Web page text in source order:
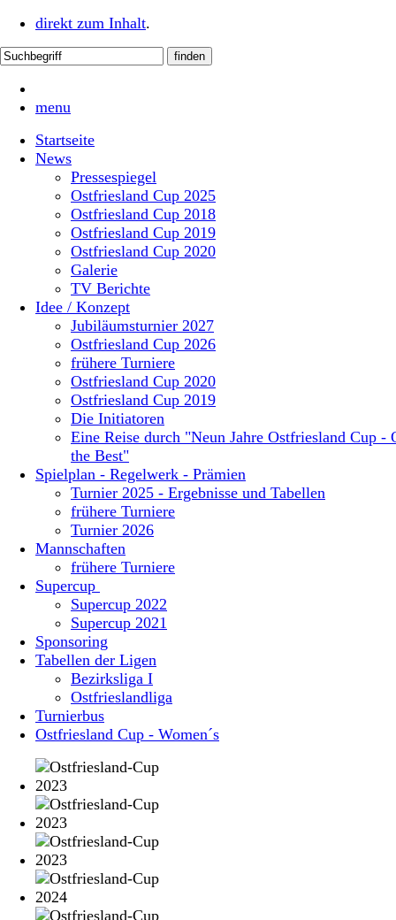
direkt zum Inhalt.
menu
Startseite
News
Pressespiegel
Ostfriesland Cup 2025
Ostfriesland Cup 2018
Ostfriesland Cup 2019
Ostfriesland Cup 2020
Galerie
TV Berichte
Idee / Konzept
Jubiläumsturnier 2027
Ostfriesland Cup 2026
frühere Turniere
Ostfriesland Cup 2020
Ostfriesland Cup 2019
Die Initiatoren
Eine Reise durch "Neun Jahre Ostfriesland Cup -
the Best"
Spielplan - Regelwerk - Prämien
Turnier 2025 - Ergebnisse und Tabellen
frühere Turniere
Turnier 2026
Mannschaften
frühere Turniere
Supercup
Supercup 2022
Supercup 2021
Sponsoring
Tabellen der Ligen
Bezirksliga I
Ostfrieslandliga
Turnierbus
Ostfriesland Cup - Women´s